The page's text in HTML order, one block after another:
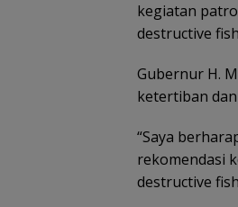
kegiatan
destructive
Gubernur H.
ketertiban
“Saya
rekomendasi
destructive